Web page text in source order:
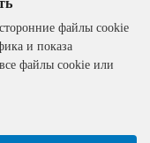
ОФЕРТА
файлы cookie
и показа
файлы cookie или